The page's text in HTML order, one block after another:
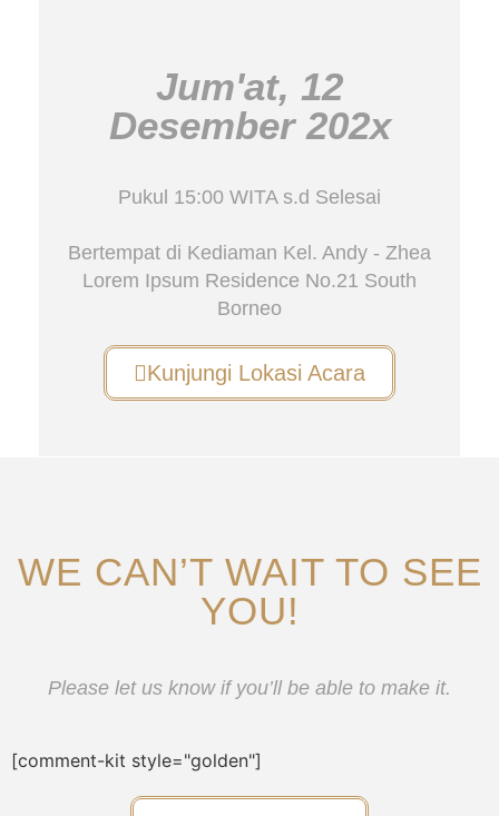
Jum'at, 12
Desember 202x
Pukul 15:00 WITA s.d Selesai
Bertempat di Kediaman Kel. Andy - Zhea
Lorem Ipsum Residence No.21 South
Borneo
Kunjungi Lokasi Acara
WE CAN’T WAIT TO SEE
YOU!
Please let us know if you’ll be able to make it.
[comment-kit style="golden"]